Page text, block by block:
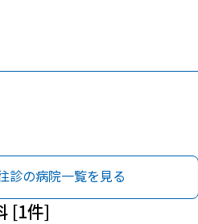
診の病院一覧を見る
[1件]